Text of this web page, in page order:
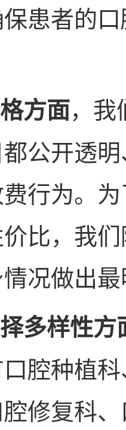
患者的
方面，我
公开透
行为。
比，我
况做出
多样性方
腔种植
修复科